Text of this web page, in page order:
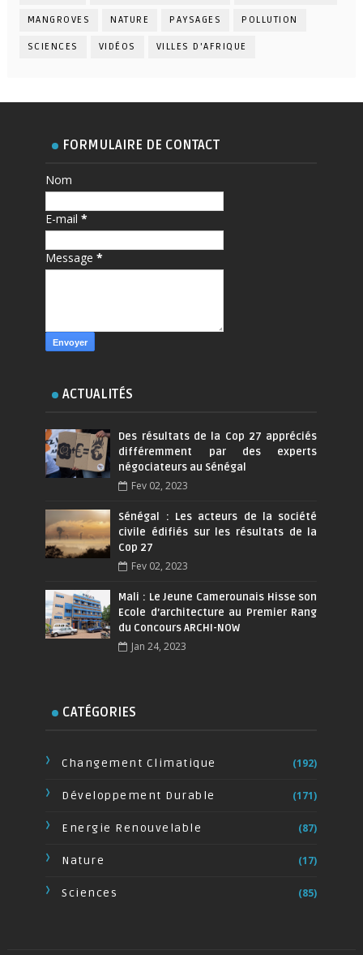
MANGROVES NATURE PAYSAGES POLLUTION
SCIENCES VIDÉOS VILLES D'AFRIQUE
FORMULAIRE DE CONTACT
Nom
E-mail*
Message*
ACTUALITÉS
Des résultats de la Cop 27 appréciés
différemment par des experts
négociateurs au Sénégal
Fev 02, 2023
Sénégal : Les acteurs de la société
civile édifiés sur les résultats de la
Cop 27
Fev 02, 2023
Mali : Le Jeune Camerounais Hisse son
Ecole d’architecture au Premier Rang
du Concours ARCHI-NOW
Jan 24, 2023
CATÉGORIES
Changement Climatique (192)
Développement Durable (171)
Energie Renouvelable (87)
Nature (17)
Sciences (85)